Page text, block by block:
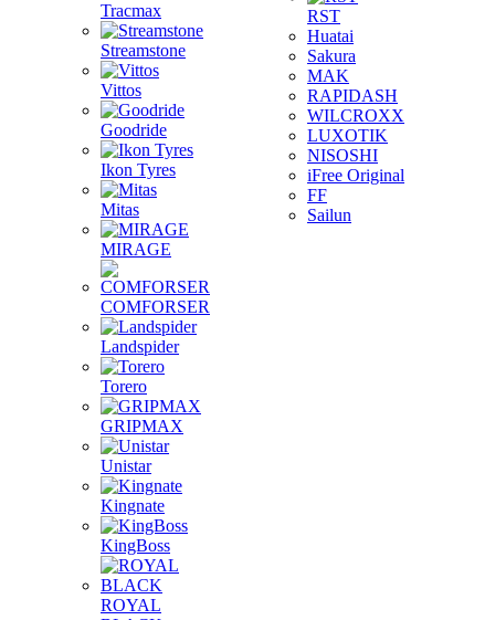
Tracmax
Streamstone
Vittos
Goodride
Ikon Tyres
Mitas
MIRAGE
COMFORSER
Landspider
Torero
GRIPMAX
Unistar
Kingnate
KingBoss
ROYAL
RST
Huatai
Sakura
MAK
RAPIDASH
WILCROXX
LUXOTIK
NISOSHI
iFree Original
FF
Sailun